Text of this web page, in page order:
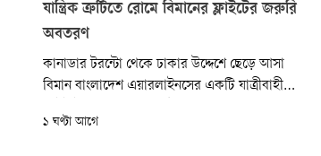
যান্ত্রিক ত্রুটিতে রোমে বিমানের ফ্লাইটের জরুরি
অবতরণ
কানাডার টরন্টো থেকে ঢাকার উদ্দেশে ছেড়ে আসা
বিমান বাংলাদেশ এয়ারলাইনসের একটি যাত্রীবাহী
বিমানবন্দরে যান্ত্রিক ত্রুটির কারণে জরুরি অবতরণ
১ ঘণ্টা আগে